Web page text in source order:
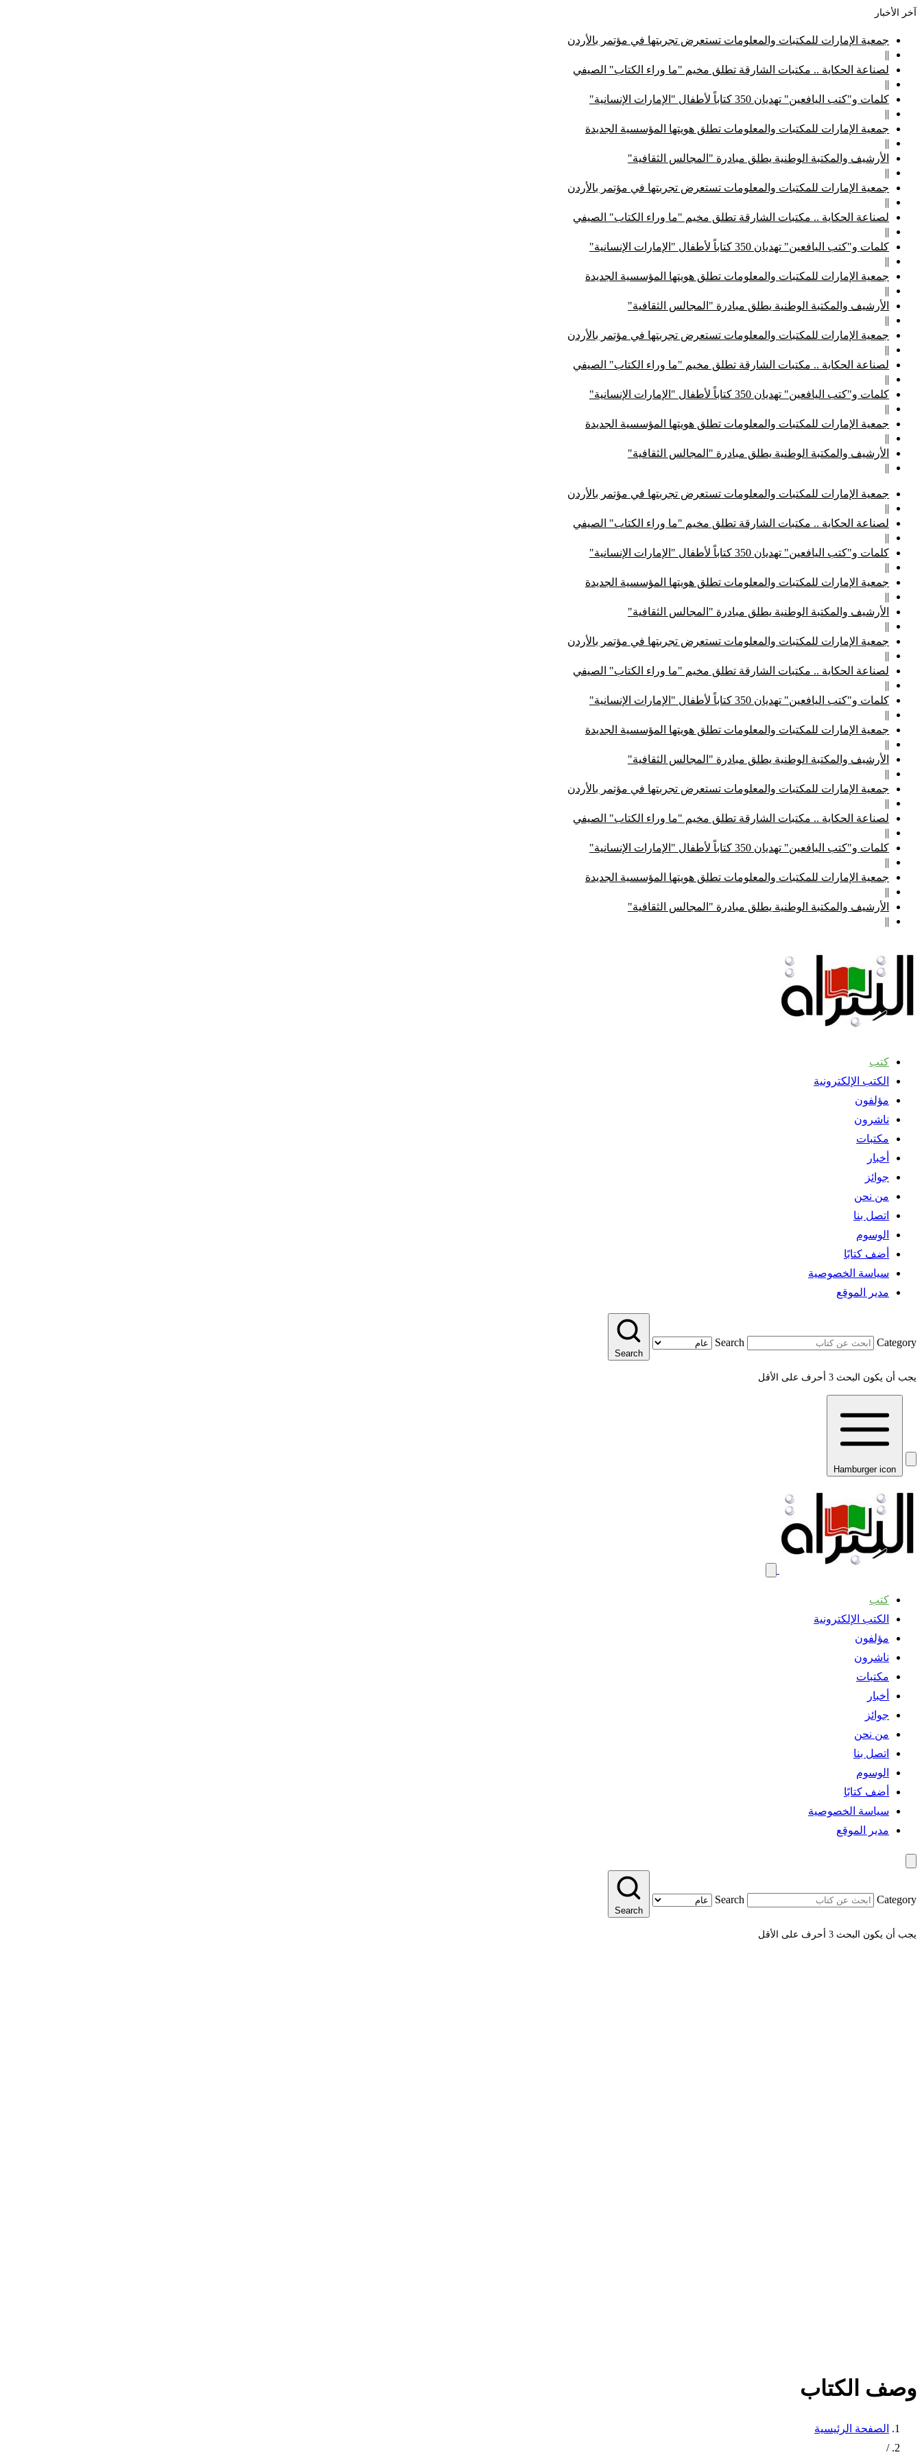
آخر الأخبار
جمعية الإمارات للمكتبات والمعلومات تستعرض تجربتها في مؤتمر بالأردن
||
لصناعة الحكاية .. مكتبات الشارقة تطلق مخيم "ما وراء الكتاب" الصيفي
||
كلمات و"كتب اليافعين" تهديان 350 كتاباً لأطفال "الإمارات الإنسانية"
||
جمعية الإمارات للمكتبات والمعلومات تطلق هويتها المؤسسية الجديدة
||
الأرشيف والمكتبة الوطنية يطلق مبادرة "المجالس الثقافية"
||
جمعية الإمارات للمكتبات والمعلومات تستعرض تجربتها في مؤتمر بالأردن
||
لصناعة الحكاية .. مكتبات الشارقة تطلق مخيم "ما وراء الكتاب" الصيفي
||
كلمات و"كتب اليافعين" تهديان 350 كتاباً لأطفال "الإمارات الإنسانية"
||
جمعية الإمارات للمكتبات والمعلومات تطلق هويتها المؤسسية الجديدة
||
الأرشيف والمكتبة الوطنية يطلق مبادرة "المجالس الثقافية"
||
جمعية الإمارات للمكتبات والمعلومات تستعرض تجربتها في مؤتمر بالأردن
||
لصناعة الحكاية .. مكتبات الشارقة تطلق مخيم "ما وراء الكتاب" الصيفي
||
كلمات و"كتب اليافعين" تهديان 350 كتاباً لأطفال "الإمارات الإنسانية"
||
جمعية الإمارات للمكتبات والمعلومات تطلق هويتها المؤسسية الجديدة
||
الأرشيف والمكتبة الوطنية يطلق مبادرة "المجالس الثقافية"
||
جمعية الإمارات للمكتبات والمعلومات تستعرض تجربتها في مؤتمر بالأردن
||
لصناعة الحكاية .. مكتبات الشارقة تطلق مخيم "ما وراء الكتاب" الصيفي
||
كلمات و"كتب اليافعين" تهديان 350 كتاباً لأطفال "الإمارات الإنسانية"
||
جمعية الإمارات للمكتبات والمعلومات تطلق هويتها المؤسسية الجديدة
||
الأرشيف والمكتبة الوطنية يطلق مبادرة "المجالس الثقافية"
||
جمعية الإمارات للمكتبات والمعلومات تستعرض تجربتها في مؤتمر بالأردن
||
لصناعة الحكاية .. مكتبات الشارقة تطلق مخيم "ما وراء الكتاب" الصيفي
||
كلمات و"كتب اليافعين" تهديان 350 كتاباً لأطفال "الإمارات الإنسانية"
||
جمعية الإمارات للمكتبات والمعلومات تطلق هويتها المؤسسية الجديدة
||
الأرشيف والمكتبة الوطنية يطلق مبادرة "المجالس الثقافية"
||
جمعية الإمارات للمكتبات والمعلومات تستعرض تجربتها في مؤتمر بالأردن
||
لصناعة الحكاية .. مكتبات الشارقة تطلق مخيم "ما وراء الكتاب" الصيفي
||
كلمات و"كتب اليافعين" تهديان 350 كتاباً لأطفال "الإمارات الإنسانية"
||
جمعية الإمارات للمكتبات والمعلومات تطلق هويتها المؤسسية الجديدة
||
الأرشيف والمكتبة الوطنية يطلق مبادرة "المجالس الثقافية"
||
كتب
الكتب الإلكترونية
مؤلفون
ناشرون
مكتبات
أخبار
جوائز
من نحن
اتصل بنا
الوسوم
أضف كتابًا
سياسة الخصوصية
مدير الموقع
Search Category
Search
يجب أن يكون البحث 3 أحرف على الأقل
Hamburger icon
كتب
الكتب الإلكترونية
مؤلفون
ناشرون
مكتبات
أخبار
جوائز
من نحن
اتصل بنا
الوسوم
أضف كتابًا
سياسة الخصوصية
مدير الموقع
Search Category
Search
يجب أن يكون البحث 3 أحرف على الأقل
وصف الكتاب
الصفحة الرئيسية
/